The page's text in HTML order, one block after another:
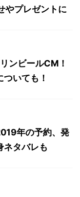
やプレゼントに
ンビールCM！
いても！
年の予約、発
ネタバレも